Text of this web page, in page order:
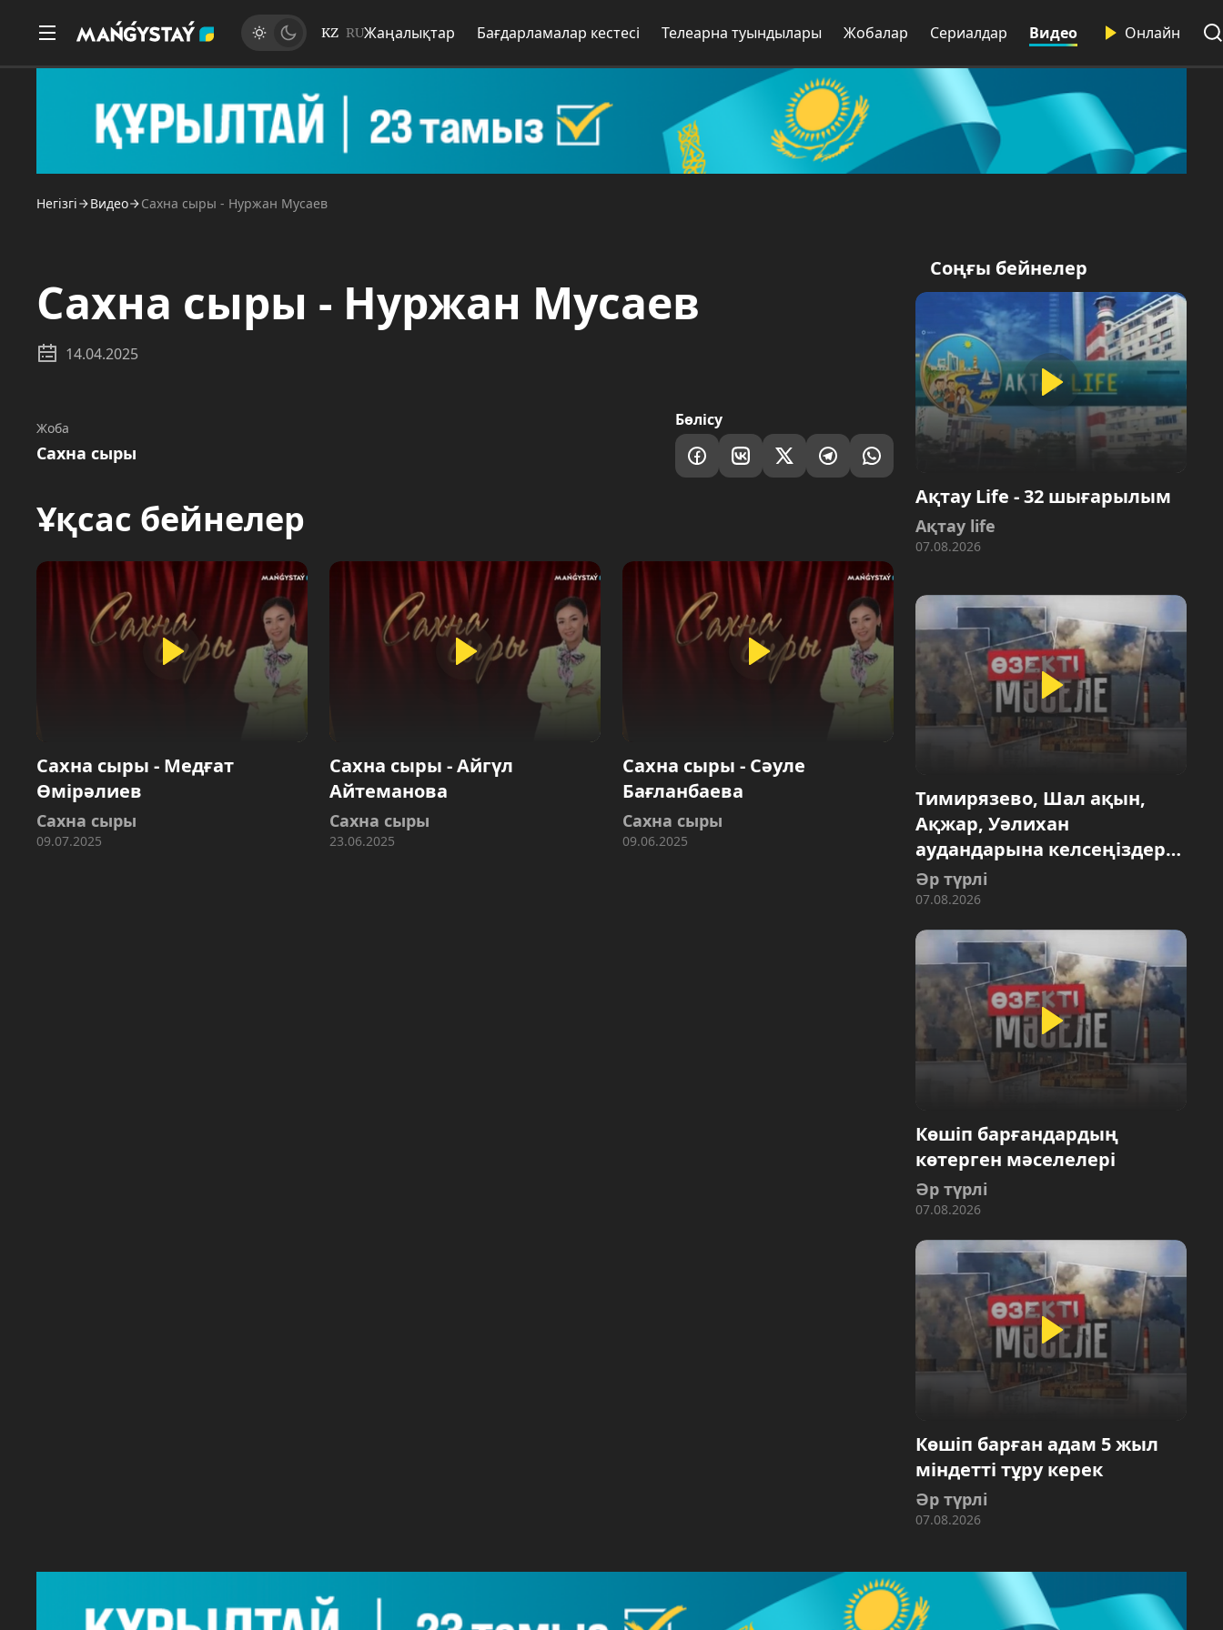
KZ RUЖаңалықтар Бағдарламалар кестесі Телеарна туындылары Жобалар Сериалдар Видео Онлайн
Негізгі Видео Сахна сыры - Нуржан Мусаев
Сахна сыры - Нуржан Мусаев
14.04.2025
Жоба
Сахна сыры
Бөлісу
Ұқсас бейнелер
Сахна сыры - Медғат
Өмірәлиев
Сахна сыры
09.07.2025
Сахна сыры - Айгүл
Айтеманова
Сахна сыры
23.06.2025
Сахна сыры - Сәуле
Бағланбаева
Сахна сыры
09.06.2025
Соңғы бейнелер
Ақтау Life - 32 шығарылым
Ақтау life
07.08.2026
Тимирязево, Шал ақын,
Ақжар, Уәлихан
аудандарына келсеңіздер…
Әр түрлі
07.08.2026
Көшіп барғандардың
көтерген мәселелері
Әр түрлі
07.08.2026
Көшіп барған адам 5 жыл
міндетті тұру керек
Әр түрлі
07.08.2026